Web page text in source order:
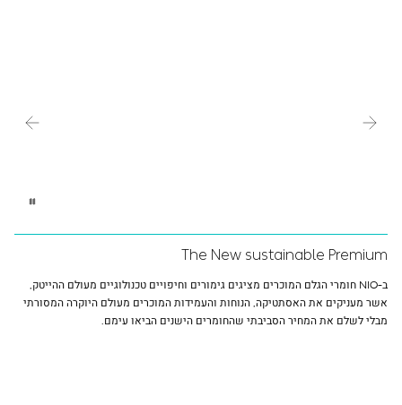
The New sustainable Premium
ב-NIO חומרי הגלם המוכרים מציגים גימורים וחיפויים טכנולוגיים מעולם ההייטק,
אשר מעניקים את האסתטיקה, הנוחות והעמידות המוכרים מעולם היוקרה המסורתי
מבלי לשלם את המחיר הסביבתי שהחומרים הישנים הביאו עימם.